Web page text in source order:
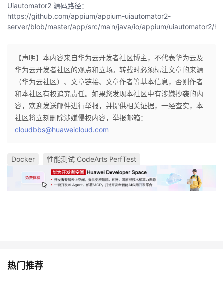
Uiautomator2 源码路径：
https://github.com/appium/appium-uiautomator2-
server/blob/master/app/src/main/java/io/appium/uiautomator2/
【声明】本内容来自华为云开发者社区博主，不代表华为云及
华为云开发者社区的观点和立场。转载时必须标注文章的来源
（华为云社区）、文章链接、文章作者等基本信息，否则作者
和本社区有权追究责任。如果您发现本社区中有涉嫌抄袭的内
容，欢迎发送邮件进行举报，并提供相关证据，一经查实，本
社区将立刻删除涉嫌侵权内容，举报邮箱：
cloudbbs@huaweicloud.com
Docker 性能测试 CodeArts PerfTest
热门推荐